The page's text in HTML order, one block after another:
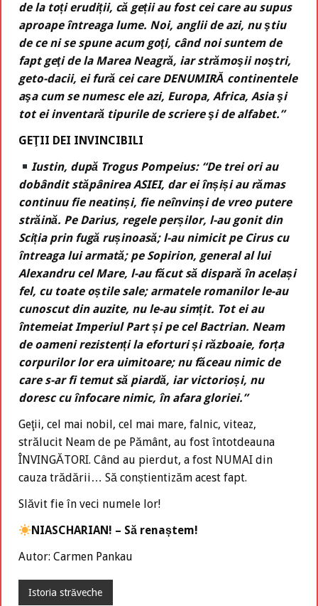
de la toți erudiții, că geții au fost cei care au supus
aproape întreaga lume. Noi, anglii de azi, nu ştiu
de ce ni se spune acum goţi, când noi suntem de
fapt geţi de la Marea Neagră, iar strămoşii noştri,
geto-dacii, ei fură cei care DENUMIRĂ continentele
aşa cum se numesc ele azi, Europa, Africa, Asia şi
tot ei inventară tipurile de scriere şi de alfabet.”
GEŢII DEI INVINCIBILI
Iustin, după Trogus Pompeius: “De trei ori au
dobândit stăpânirea ASIEI, dar ei înșiși au rămas
continuu fie neatinși, fie neînvinși de vreo putere
străină. Pe Darius, regele perșilor, l-au gonit din
Sciția prin fugă rușinoasă; l-au nimicit pe Cirus cu
întreaga lui armată; pe Sopirion, general al lui
Alexandru cel Mare, l-au făcut să dispară în același
fel, cu toate oștile sale; armatele romanilor le-au
cunoscut din auzite, nu le-au simțit. Tot ei au
întemeiat Imperiul Part și pe cel Bactrian. Neam
de oameni rezistenți la eforturi și războaie, forța
corpurilor lor era uimitoare; nu făceau nimic de
care s-ar fi temut să piardă, iar victorioși, nu
doresc cu înfocare nimic, în afara gloriei.”
Geţii, cel mai nobil, cel mai mare, falnic, viteaz,
strălucit Neam de pe Pământ, au fost întotdeauna
ÎNVINGĂTORI. Când au pierdut, a fost NUMAI din
cauza trădării… Să conștientizăm acest fapt.
Slăvit fie în veci numele lor!
NIASCHARIAN! – Să renaștem!
Autor: Carmen Pankau
Istoria străveche